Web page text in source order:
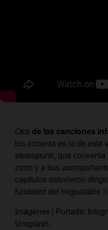
Otra de las canciones
los ochenta es la de esta
steampunk, que
zorro y a sus
capítulos estuvieron
fundador del inigualable
Imágenes | Portada:
Unsplash.